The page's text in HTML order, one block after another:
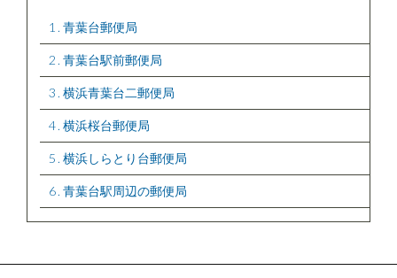
1 青葉台郵便局
2 青葉台駅前郵便局
3 横浜青葉台二郵便局
4 横浜桜台郵便局
5 横浜しらとり台郵便局
6 青葉台駅周辺の郵便局